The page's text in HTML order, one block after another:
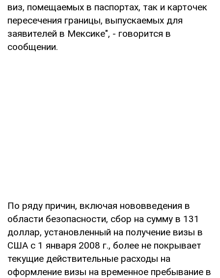
виз, помещаемых в паспортах, так и карточек
пересечения границы, выпускаемых для
заявителей в Мексике", - говорится в
сообщении.
По ряду причин, включая нововведения в
области безопасности, сбор на сумму в 131
доллар, установленный на получение визы в
США с 1 января 2008 г., более не покрывает
текущие действительные расходы на
оформление визы на временное пребывание в